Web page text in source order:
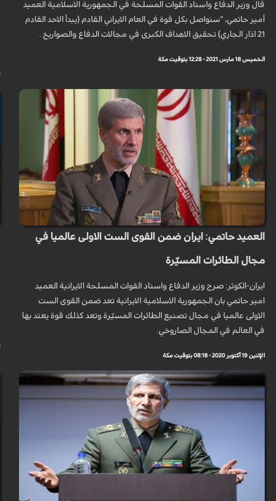
قال وزير الدفاع واسناد القوات المسلحة في الجمهورية الاسلامية العميد
أمير حاتمي، "سنواصل بكل قوة في العام الايراني القادم (يبدأ الاحد القادم
21 اذار الجاري) تحقيق الاهداف الكبرى في مجالات الدفاع والصواريخ .
الخميس 18 مارس 2021 - 12:28 بتوقيت مكة
العميد حاتمي: ايران ضمن القوى الست الاولى عالميا في
مجال الطائرات المسيّرة
ايران-الكوثر: صرح وزير الدفاع واسناد القوات المسلحة الايرانية العميد
امير حاتمي بان الجمهورية الاسلامية الايرانية تعد ضمن القوى الست
الاولى عالميا في مجال تصنيع الطائرات المسيّرة وتعد كذلك قوة يعتد بها
في العالم في المجال الصاروخي.
الإثنين 19 أكتوبر 2020 - 08:18 بتوقيت مكة